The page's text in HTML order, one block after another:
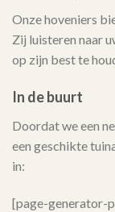
Onze hoveniers
Zij luisteren naar
op zijn best te
In de buurt
Doordat we een
een geschikte
in:
[page-generator-